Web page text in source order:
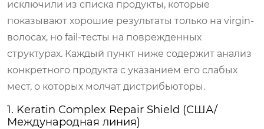
исключили из списка продукты, которые
показывают хорошие результаты только на virgin-
волосах, но fail-тесты на поврежденных
структурах. Каждый пункт ниже содержит анализ
конкретного продукта с указанием его слабых
мест, о которых молчат дистрибьюторы.
1. Keratin Complex Repair Shield (США/
Международная линия)